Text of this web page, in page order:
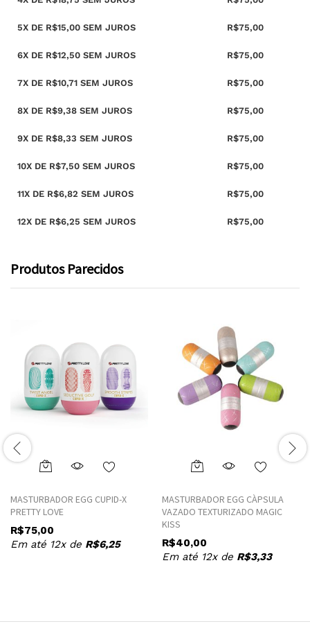
5X DE R$15,00 SEM JUROS R$75,00
6X DE R$12,50 SEM JUROS R$75,00
7X DE R$10,71 SEM JUROS R$75,00
8X DE R$9,38 SEM JUROS R$75,00
9X DE R$8,33 SEM JUROS R$75,00
10X DE R$7,50 SEM JUROS R$75,00
11X DE R$6,82 SEM JUROS R$75,00
12X DE R$6,25 SEM JUROS R$75,00
Produtos Parecidos
This
has
The
on
MASTURBADOR EGG CUPID-X
PRETTY LOVE
R$75,00
Em até 12x de R$6,25
This
has
multiple
options
on
MASTURBADOR EGG CÀPSULA
VAZADO TEXTURIZADO MAGIC
KISS
R$40,00
Em até 12x de R$3,33